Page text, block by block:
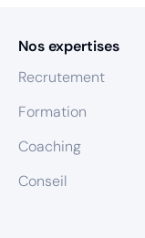
Nos expertises
Recrutement
Formation
Coaching
Conseil